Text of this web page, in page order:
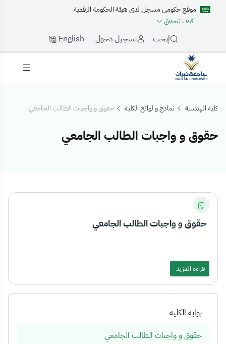
موقع حكومي مسجل لدى هيئة الحكومة الرقمية
كيف تتحقق
إبحث تسجيل دخول English
كلية الهندسة نماذج و لوائح الكلية حقوق و واجبات الطالب الجامعي
حقوق و واجبات الطالب الجامعي
حقوق و واجبات
بوابة الكلية
حقوق و واجبات الطالب الجامعي
حقوق و واجبات الطالب الجامعي
قراءة المزيد